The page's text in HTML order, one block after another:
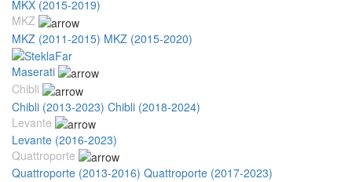
MKX (2015-2019)
MKZ
MKZ (2011-2015) MKZ (2015-2020)
Maserati
Chibli
Chibli (2013-2023) Chibli (2018-2024)
Levante
Levante (2016-2023)
Quattroporte
Quattroporte (2013-2016) Quattroporte (2017-2023)